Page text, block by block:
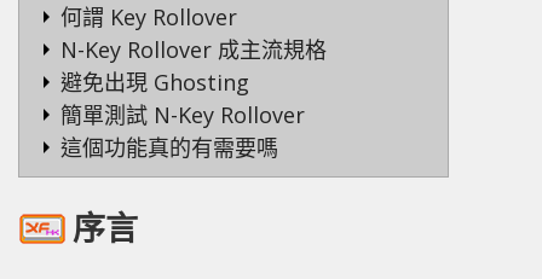
何謂 Key Rollover
N-Key Rollover 成主流規格
避免出現 Ghosting
簡單測試 N-Key Rollover
這個功能真的有需要嗎
序言